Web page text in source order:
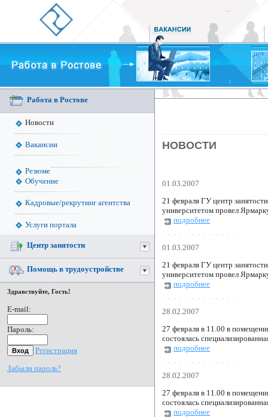
Работа в Ростове
Новости
Вакансии
Резюме
Обучение
Кадровые/рекрутинг агентства
Услуги портала
Центр занятости
Помощь в трудоустройстве
Здравствуйте, Гость!
E-mail:
Пароль:
Регистрация
Забыли пароль?
НОВОСТИ
01.03.2007
21 февраля ГУ центр
университетом провел
подробнее
01.03.2007
21 февраля ГУ центр
университетом провел
подробнее
28.02.2007
27 февраля в 11.00 в
состоялась
подробнее
28.02.2007
27 февраля в 11.00 в
состоялась
подробнее